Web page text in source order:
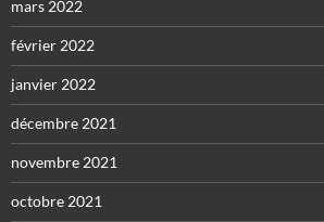
mars 2022
février 2022
janvier 2022
décembre 2021
novembre 2021
octobre 2021